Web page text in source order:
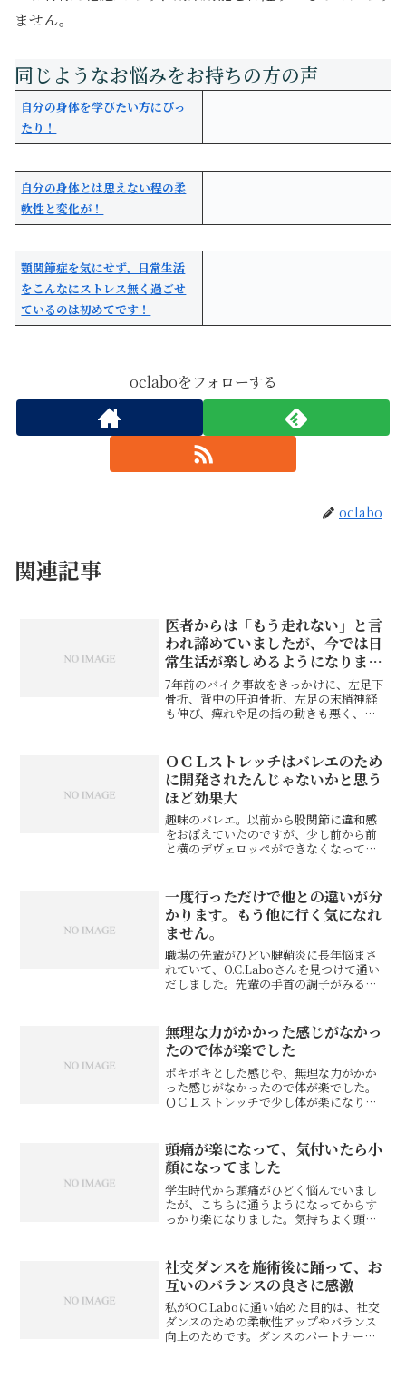
ません。
自分の身体を学びたい方にぴっ
たり！
自分の身体とは思えない程の柔
軟性と変化が！
顎関節症を気にせず、日常生活
をこんなにストレス無く過ごせ
ているのは初めてです！
oclaboをフォローする
oclabo
関連記事
医者からは「もう走れない」と言
われ諦めていましたが、今では日
常生活が楽しめるようになりまし
た。
7年前のバイク事故をきっかけに、左足下
骨折、背中の圧迫骨折、左足の末梢神経
も伸び、痺れや足の指の動きも悪く、医
勢の歪みも酷く、歩行バランスも悪く、
慢性的な肩こり、腰痛を...
ＯＣＬストレッチはバレエのため
に開発されたんじゃないかと思う
ほど効果大
趣味のバレエ。以前から股関節に違和感
をおぼえていたのですが、少し前から前
と横のデヴェロッペができなくなってし
になって足先に力が伝わらない。なに、
これどういうこと？……と...
一度行っただけで他との違いが分
かります。もう他に行く気になれ
ません。
職場の先輩がひどい腱鞘炎に長年悩まさ
れていて、O.C.Laboさんを見つけて通い
だしました。先輩の手首の調子がみるみ
の先生は本物だ！と思いました。私も肩
こりがひどくて近所...
無理な力がかかった感じがなかっ
たので体が楽でした
ポキポキとした感じや、無理な力がかか
った感じがなかったので体が楽でした。
ＯＣＬストレッチで少し体が楽になりま
を保証するものではありません。同じ症
状でお悩みのお客さまの声...
頭痛が楽になって、気付いたら小
顔になってました
学生時代から頭痛がひどく悩んでいまし
たが、こちらに通うようになってからす
っかり楽になりました。気持ちよく頭や
たら顔が引き締まって目がぱっちりして
る！頭痛を治してもらってい...
社交ダンスを施術後に踊って、お
互いのバランスの良さに感激
私がO.C.Laboに通い始めた目的は、社交
ダンスのための柔軟性アップやバランス
向上のためです。ダンスのパートナーで